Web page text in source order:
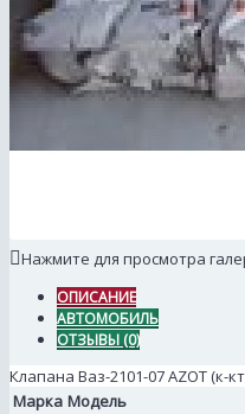
Нажмите для просмотра
ОПИСАНИЕ
АВТОМОБИЛЬ
ОТЗЫВЫ (0)
Клапана Ваз-2101-07 AZOT (к-
Марка Модель